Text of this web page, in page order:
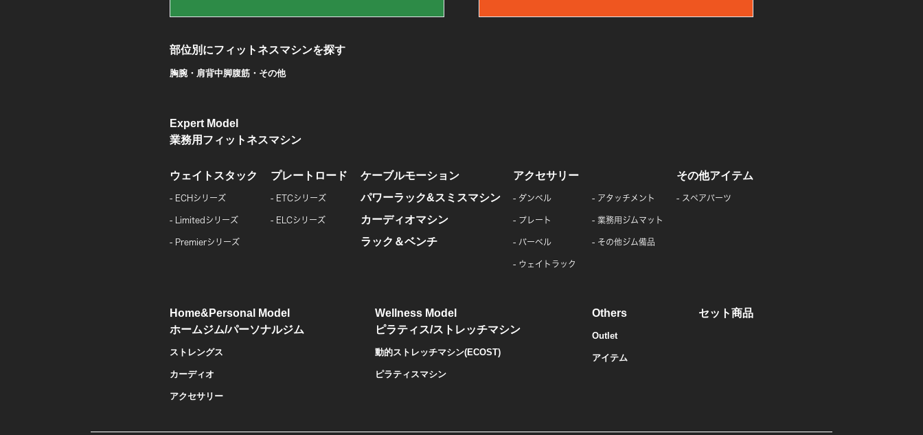
部位別にフィットネスマシンを探す
胸腕・肩背中脚腹筋・その他
Expert Model
業務用フィットネスマシン
ウェイトスタック
ECHシリーズ
Limitedシリーズ
Premierシリーズ
プレートロード
ETCシリーズ
ELCシリーズ
ケーブルモーション
パワーラック&スミスマシン
カーディオマシン
ラック＆ベンチ
アクセサリー
ダンベル
プレート
バーベル
ウェイトラック
アタッチメント
業務用ジムマット
その他ジム備品
その他アイテム
スペアパーツ
Home&Personal Model
ホームジム/パーソナルジム
ストレングス
カーディオ
アクセサリー
Wellness Model
ピラティス/ストレッチマシン
動的ストレッチマシン(ECOST)
ピラティスマシン
Others
Outlet
アイテム
セット商品